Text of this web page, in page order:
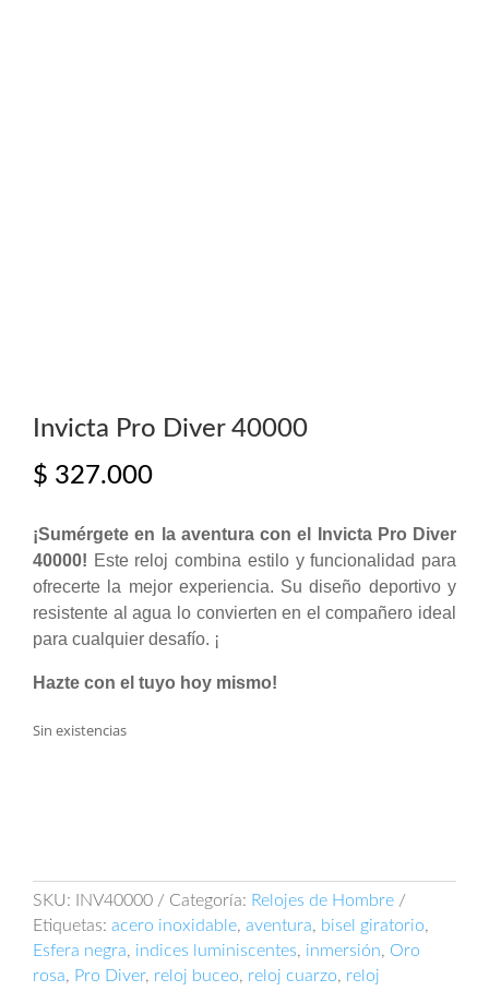
Invicta Pro Diver 40000
$ 327.000
¡Sumérgete en la aventura con el Invicta Pro Diver
40000! Este reloj combina estilo y funcionalidad para
ofrecerte la mejor experiencia. Su diseño deportivo y
resistente al agua lo convierten en el compañero ideal
para cualquier desafío. ¡
Hazte con el tuyo hoy mismo!
Sin existencias
SKU: INV40000 Categoría: Relojes de Hombre
Etiquetas: acero inoxidable, aventura, bisel giratorio,
Esfera negra, indices luminiscentes, inmersión, Oro
rosa, Pro Diver, reloj buceo, reloj cuarzo, reloj